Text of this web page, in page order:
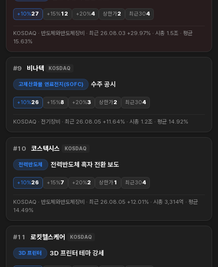
+10%27 +15%12 +20%4 상한가2 최근304
KOSDAQ · 반도체와반도체장비 · 최근 26.08.03 +29.97% · 시총 1.5조 · 평균
15.63%
9 비나텍 KOSDAQ
고체산화물 연료전지(SOFC) 수주 공시
+10%26 +15%8 +20%3 상한가2 최근304
KOSDAQ · 전기장비 · 최근 26.08.05 +11.64% · 시총 1.2조 · 평균 14.92%
10 코스텍시스 KOSDAQ
전력반도체 전력반도체 흑자 전환 보도
+10%26 +15%7 +20%2 상한가1 최근304
KOSDAQ · 반도체와반도체장비 · 최근 26.08.05 +12.01% · 시총 3,314억 · 평균
14.49%
11 로킷헬스케어 KOSDAQ
3D 프린터 3D 프린터 테마 강세